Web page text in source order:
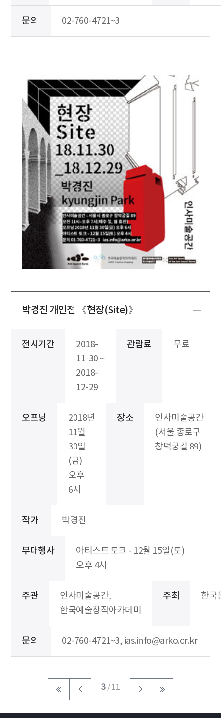
문의 02-760-4721~3
박경진 개인전 《현장(Site)》
전시기간
2018-
11-30 ~
2018-
12-29
관람료 무료
오프닝
2018년
11월
30일
(금)
오후
6시
장소
인사미술공간
(서울 종로구
창덕궁길 89)
작가 박경진
부대행사
아티스트 토크 - 12월 15일(토)
오후 4시
주관
인사미술공간,
한국예술창작아카데미
주최 한국
문의 02-760-4721~3, ias.info@arko.or.kr
3/ 11